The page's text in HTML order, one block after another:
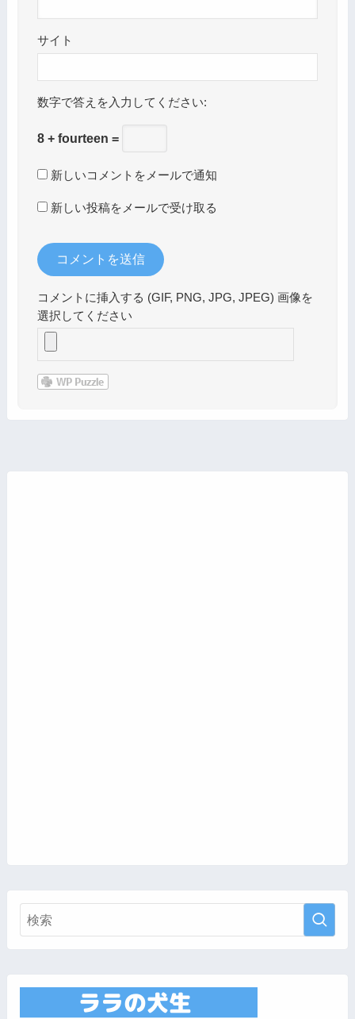
サイト
数字で答えを入力してください:
8 + fourteen =
新しいコメントをメールで通知
新しい投稿をメールで受け取る
コメントに挿入する (GIF, PNG, JPG, JPEG) 画像を
選択してください